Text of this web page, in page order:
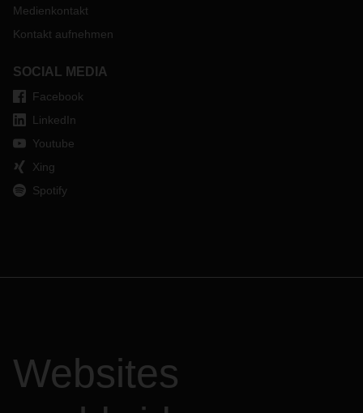
Medienkontakt
Kontakt aufnehmen
SOCIAL MEDIA
Facebook
LinkedIn
Youtube
Xing
Spotify
Websites